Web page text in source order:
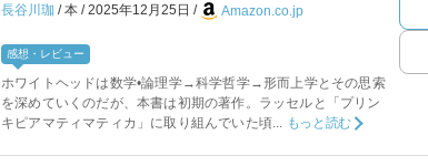
長谷川珈 本 2025年12月25日 Amazon.co.jp
感想・レビュー
ホワイトヘッドは数学•論理学→科学哲学→形而上学とその思索
を深めていくのだが、本書は初期の著作。ラッセルと「プリン
キピアマティマティカ」に取り組んでいた頃...
もっと読む